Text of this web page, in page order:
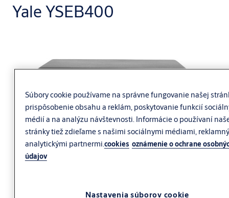
Yale YSEB400
Súbory cookie používame na správne fungovanie našej
prispôsobenie obsahu a reklám, poskytovanie funkcií
médií a na analýzu návštevnosti. Informácie o používaní
stránky tiež zdieľame s našimi sociálnymi médiami,
analytickými partnermi.cookies oznámenie o ochrane
údajov
Nastavenia súborov cookie